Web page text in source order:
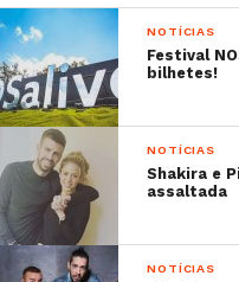
NOTÍCIAS
Festival
bilhetes!
NOTÍCIAS
Shakira e
assaltada
NOTÍCIAS